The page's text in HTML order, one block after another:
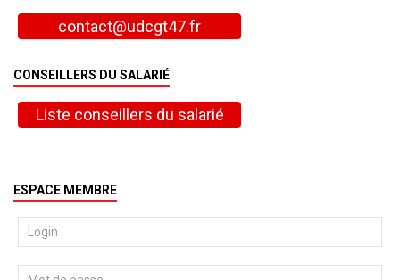
contact@udcgt47.fr
CONSEILLERS DU SALARIÉ
Liste conseillers du salarié
ESPACE MEMBRE